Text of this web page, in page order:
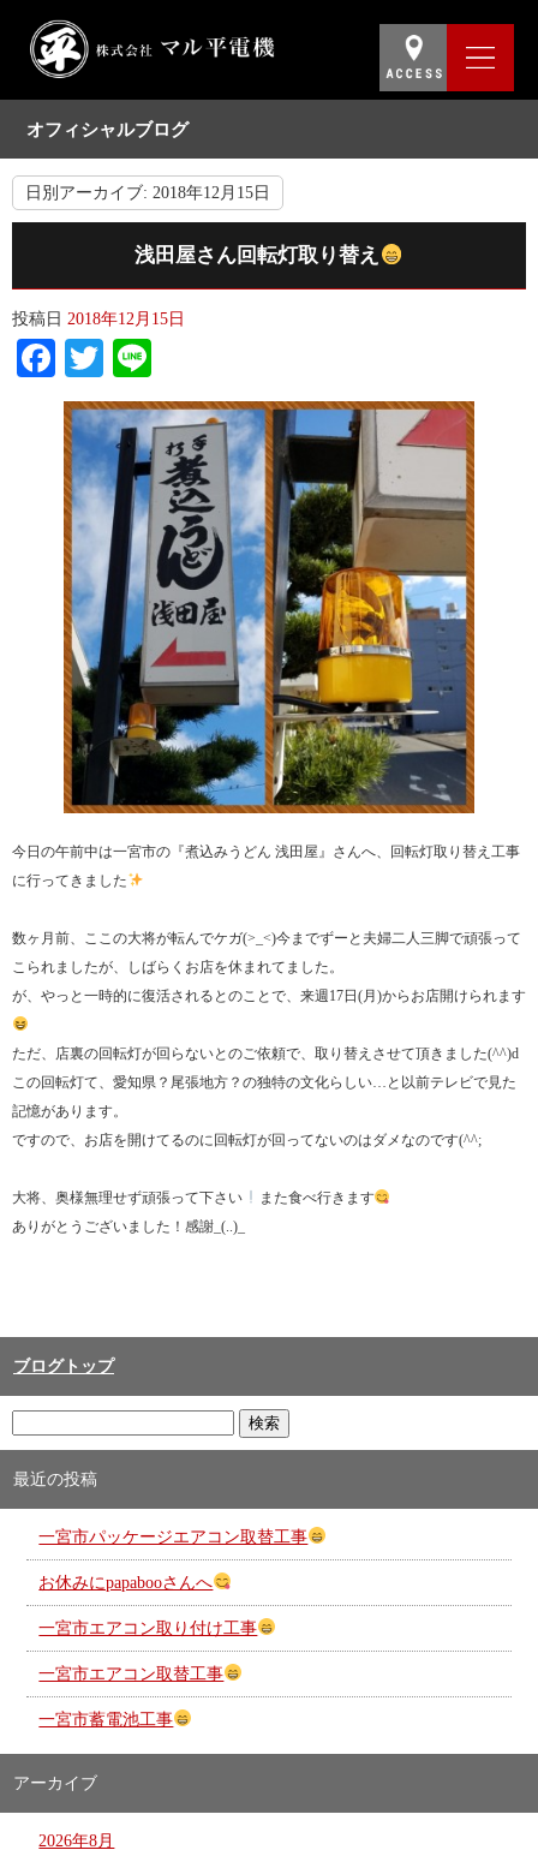
オフィシャルブログ
日別アーカイブ: 2018年12月15日
浅田屋さん回転灯取り替え
投稿日 2018年12月15日
Facebook
Twitter
今日の午前中は一宮市の『煮込みうどん 浅田屋』さんへ、回転灯取り替え工事
に行ってきました
数ヶ月前、ここの大将が転んでケガ(>_<)今までずーと夫婦二人三脚で頑張って
こられましたが、しばらくお店を休まれてました。
が、やっと一時的に復活されるとのことで、来週17日(月)からお店開けられます
ただ、店裏の回転灯が回らないとのご依頼で、取り替えさせて頂きました(^^)d
この回転灯て、愛知県？尾張地方？の独特の文化らしい…と以前テレビで見た
記憶があります。
ですので、お店を開けてるのに回転灯が回ってないのはダメなのです(^^;
大将、奥様無理せず頑張って下さい
また食べ行きます
ありがとうございました！感謝_(..)_
ブログトップ
最近の投稿
一宮市パッケージエアコン取替工事
お休みにpapabooさんへ
一宮市エアコン取り付け工事
一宮市エアコン取替工事
一宮市蓄電池工事
アーカイブ
2026年8月